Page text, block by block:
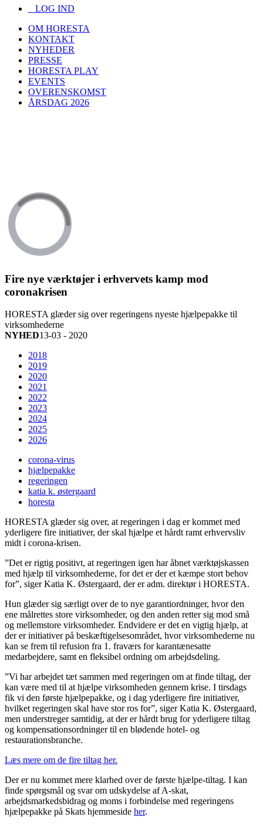
LOG IND
OM HORESTA
KONTAKT
NYHEDER
PRESSE
HORESTA PLAY
EVENTS
OVERENSKOMST
ÅRSDAG 2026
Fire nye værktøjer i erhvervets kamp mod
coronakrisen
HORESTA glæder sig over regeringens nyeste hjælpepakke til
virksomhederne
NYHED13-03 - 2020
2018
2019
2020
2021
2022
2023
2024
2025
2026
corona-virus
hjælpepakke
regeringen
katia k. østergaard
horesta
HORESTA glæder sig over, at regeringen i dag er kommet med
yderligere fire initiativer, der skal hjælpe et hårdt ramt erhvervsliv
midt i corona-krisen.
”Det er rigtig positivt, at regeringen igen har åbnet værktøjskassen
med hjælp til virksomhederne, for det er der et kæmpe stort behov
for”, siger Katia K. Østergaard, der er adm. direktør i HORESTA.
Hun glæder sig særligt over de to nye garantiordninger, hvor den
ene målrettes store virksomheder, og den anden retter sig mod små
og mellemstore virksomheder. Endvidere er det en vigtig hjælp, at
der er initiativer på beskæftigelsesområdet, hvor virksomhederne nu
kan se frem til refusion fra 1. fraværs for karantænesatte
medarbejdere, samt en fleksibel ordning om arbejdsdeling.
”Vi har arbejdet tæt sammen med regeringen om at finde tiltag, der
kan være med til at hjælpe virksomheden gennem krise. I tirsdags
fik vi den første hjælpepakke, og i dag yderligere fire initiativer,
hvilket regeringen skal have stor ros for”, siger Katia K. Østergaard,
men understreger samtidig, at der er hårdt brug for yderligere tiltag
og kompensationsordninger til en blødende hotel- og
restaurationsbranche.
Læs mere om de fire tiltag her.
Der er nu kommet mere klarhed over de første hjælpe-tiltag. I kan
finde spørgsmål og svar om udskydelse af A-skat,
arbejdsmarkedsbidrag og moms i forbindelse med regeringens
hjælpepakke på Skats hjemmeside her.